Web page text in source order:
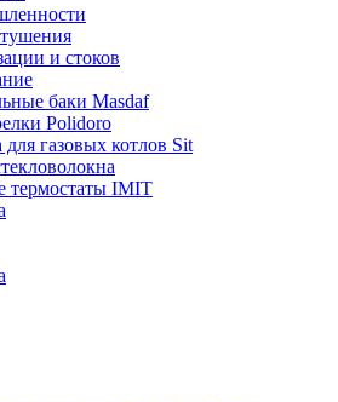
и стоков
баки Masdaf
Polidoro
газовых котлов Sit
термостаты IMIT